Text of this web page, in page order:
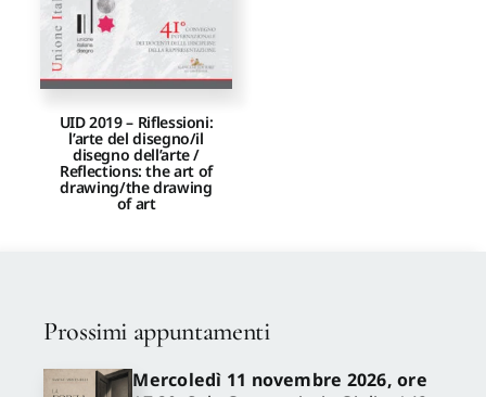
UID 2019 – Riflessioni:
l’arte del disegno/il
disegno dell’arte /
Reflections: the art of
drawing/the drawing
of art
Prossimi appuntamenti
Mercoledì 11 novembre 2026, ore